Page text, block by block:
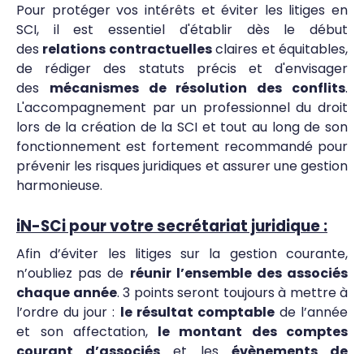
Pour protéger vos intérêts et éviter les litiges en
SCI, il est essentiel d'établir dès le début
des relations contractuellesclaires et équitables,
de rédiger des statuts précis et d'envisager
des mécanismes de résolution des conflits.
L'accompagnement par un professionnel du droit
lors de la création de la SCI et tout au long de son
fonctionnement est fortement recommandé pour
prévenir les risques juridiques et assurer une gestion
harmonieuse.
iN-SCi pour votre secrétariat juridique :
Afin d’éviter les litiges sur la gestion courante,
n’oubliez pas de réunir l’ensemble des associés
chaque année. 3 points seront toujours à mettre à
l’ordre du jour : le résultat comptablede l’année
et son affectation, le montant des comptes